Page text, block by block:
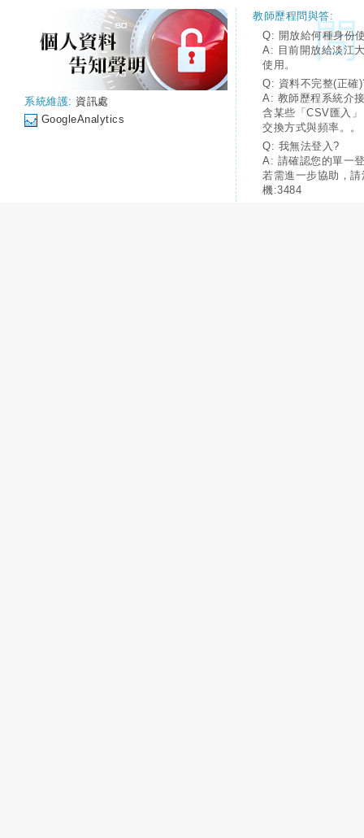
系統維護: 資訊處
GoogleAnalytics
教師歷程問與答:
Q: 開放給何種身份
A: 目前開放給淡江
使用。
Q: 資料不完整(正確
A: 教師歷程系統介
含某些「CSV匯入
交換方式與頻率。。
Q: 我無法登入?
A: 請確認您的單一
若需進一步協助，
機:3484